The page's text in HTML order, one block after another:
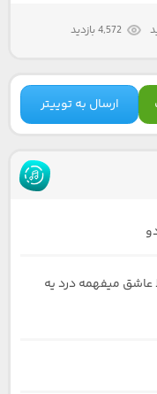
4,572 بازدید
ارسال به توییتر
میفهمه درد یه